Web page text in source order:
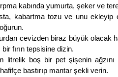
kabında yumurta, şeker ve
kabartma tozu ve unu ekleyip
cevizden biraz büyük olacak
fırın tepsisine dizin.
litrelik boş bir pet şişenin
bastırıp mantar şekli verin.